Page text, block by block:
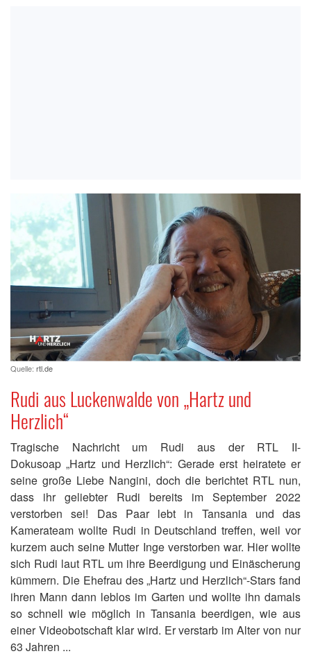
Quelle: rtl.de
Rudi aus Luckenwalde von „Hartz und
Herzlich“
Tragische Nachricht um Rudi aus der RTL II-
Dokusoap „Hartz und Herzlich“: Gerade erst heiratete er
seine große Liebe Nangini, doch die berichtet RTL nun,
dass ihr geliebter Rudi bereits im September 2022
verstorben sei! Das Paar lebt in Tansania und das
Kamerateam wollte Rudi in Deutschland treffen, weil vor
kurzem auch seine Mutter Inge verstorben war. Hier wollte
sich Rudi laut RTL um ihre Beerdigung und Einäscherung
kümmern. Die Ehefrau des „Hartz und Herzlich“-Stars fand
ihren Mann dann leblos im Garten und wollte ihn damals
so schnell wie möglich in Tansania beerdigen, wie aus
einer Videobotschaft klar wird. Er verstarb im Alter von nur
63 Jahren ...